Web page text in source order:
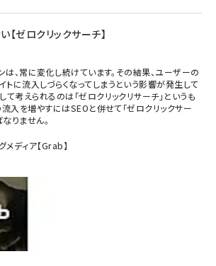
ゼロクリックサーチ】
、常に変化し続けています。その結果、ユーザーの
に流入しづらくなってしまうという影響が発生して
て考えられるのは「ゼロクリックリサーチ」というも
入を増やすにはSEOと併せて「ゼロクリックサー
りません。
ディア【Grab】